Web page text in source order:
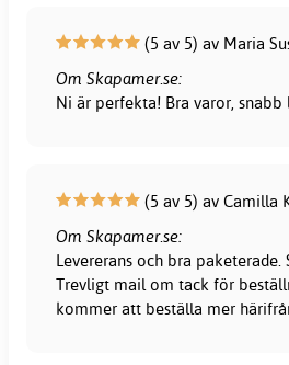
(5 av 5) av Maria
Om Skapamer.se:
Ni är perfekta! Bra varor, snabb
(5 av 5) av Camilla
Om Skapamer.se:
Levererans och bra paketerade.
Trevligt mail om tack för
kommer att beställa mer